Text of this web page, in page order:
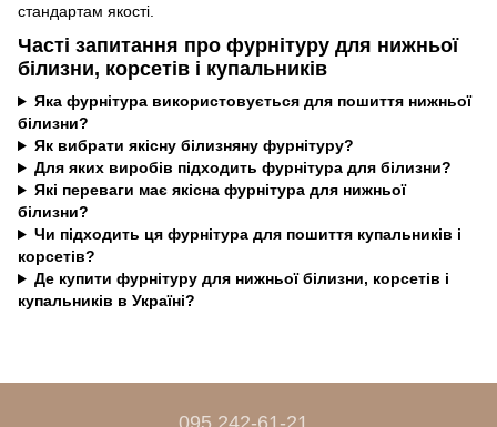
стандартам якості.
Часті запитання про фурнітуру для нижньої
білизни, корсетів і купальників
Яка фурнітура використовується для пошиття нижньої
білизни?
Як вибрати якісну білизняну фурнітуру?
Для яких виробів підходить фурнітура для білизни?
Які переваги має якісна фурнітура для нижньої
білизни?
Чи підходить ця фурнітура для пошиття купальників і
корсетів?
Де купити фурнітуру для нижньої білизни, корсетів і
купальників в Україні?